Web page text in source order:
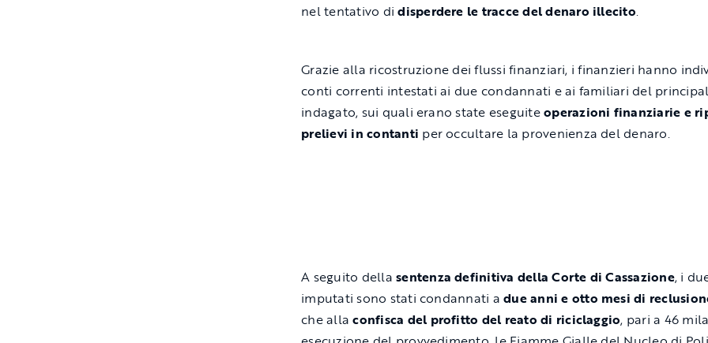
nel tentativo didisperdere le tracce del denaro illecito.
Grazie alla ricostruzione dei flussi finanziari, i finanzieri hanno
conti correnti intestati ai due condannati e ai familiari del
indagato, sui quali erano state eseguiteoperazioni finanziarie e
prelievi in contanti per occultare la provenienza del denaro.
A seguito dellasentenza definitiva della Corte di Cassazione, i
imputati sono stati condannati adue anni e otto mesi di
che allaconfisca del profitto del reato di riciclaggio, pari a 46